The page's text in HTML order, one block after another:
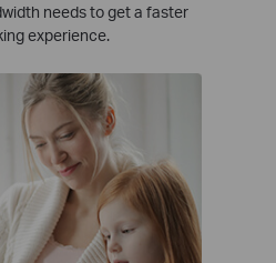
needs to get a faster
experience.